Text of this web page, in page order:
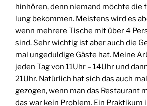
hin­hö­ren, denn nie­mand möch­te
lung bekom­men. Meis­tens wird es
wenn meh­re­re Tische mit über 4
sind. Sehr wich­tig ist aber auch die
mal unge­dul­di­ge Gäs­te hat. Mei­ne
jeden Tag von 11Uhr – 14Uhr und
21Uhr. Natür­lich hat sich das auch
gezo­gen, wenn man das Restau­rant
das war kein Pro­blem. Ein